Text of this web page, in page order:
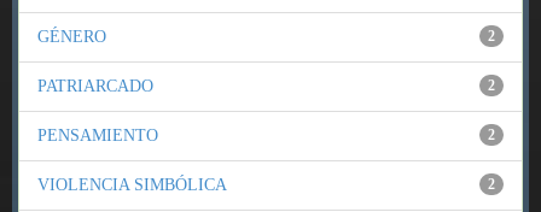
2
GÉNERO
2
PATRIARCADO
2
PENSAMIENTO
2
VIOLENCIA SIMBÓLICA